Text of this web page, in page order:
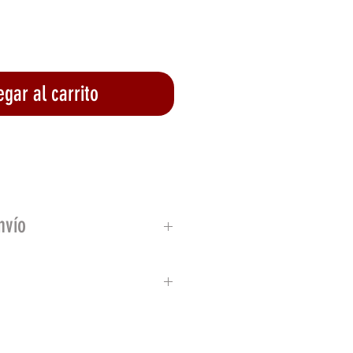
al carrito
a 90 días y que presenten